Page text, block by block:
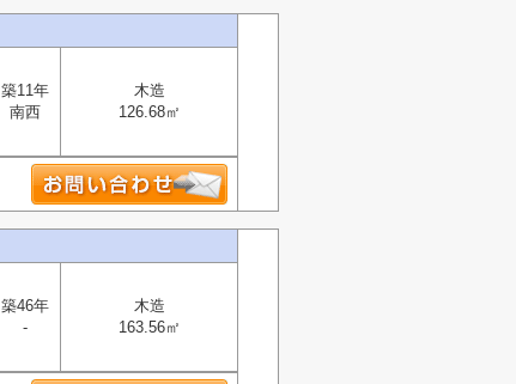
築11年
南西
木造
126.68㎡
築46年
-
木造
163.56㎡